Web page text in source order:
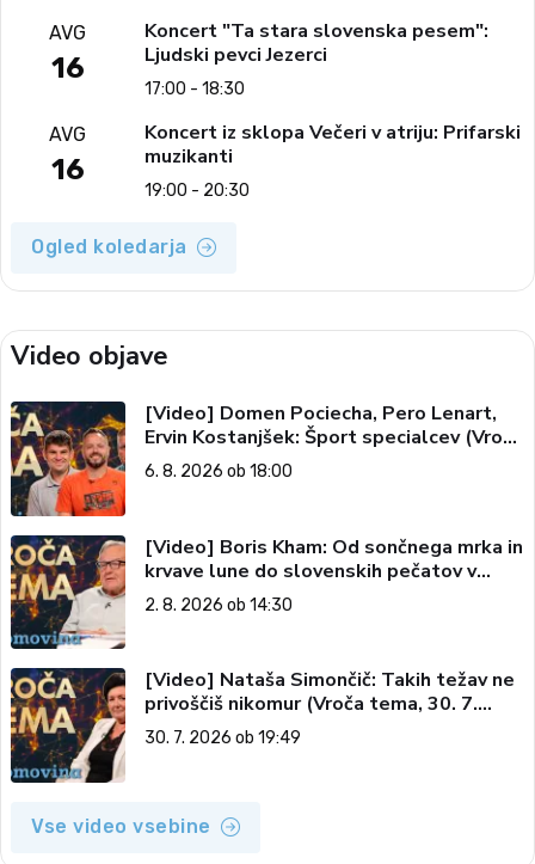
AVG
16
Koncert "Ta stara slovenska pesem":
Ljudski pevci Jezerci
17:00 - 18:30
AVG
16
Koncert iz sklopa Večeri v atriju: Prifarski
muzikanti
19:00 - 20:30
Ogled koledarja
Video objave
[Video] Domen Pociecha, Pero Lenart,
Ervin Kostanjšek: Šport specialcev (Vroča
tema, 6. 8. 2026)
6. 8. 2026 ob 18:00
[Video] Boris Kham: Od sončnega mrka in
krvave lune do slovenskih pečatov v
vesolju (Vroča tema, 2. 8. 2026)
2. 8. 2026 ob 14:30
[Video] Nataša Simončič: Takih težav ne
privoščiš nikomur (Vroča tema, 30. 7.
2026)
30. 7. 2026 ob 19:49
Vse video vsebine